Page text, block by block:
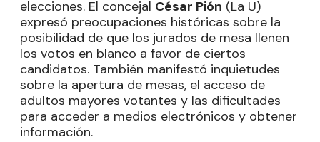
elecciones. El concejal César Pión (La U)
expresó preocupaciones históricas sobre la
posibilidad de que los jurados de mesa llenen
los votos en blanco a favor de ciertos
candidatos. También manifestó inquietudes
sobre la apertura de mesas, el acceso de
adultos mayores votantes y las dificultades
para acceder a medios electrónicos y obtener
información.